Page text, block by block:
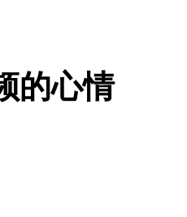
轮换的心情